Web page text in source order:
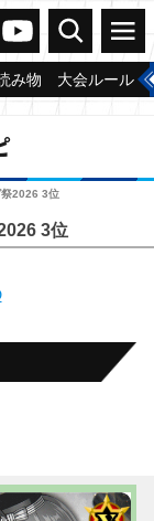
ァンガードch
検索 メニュー
み物 大会ルール
祭2026 3位
3位